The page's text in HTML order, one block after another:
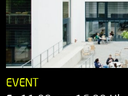
EVENT